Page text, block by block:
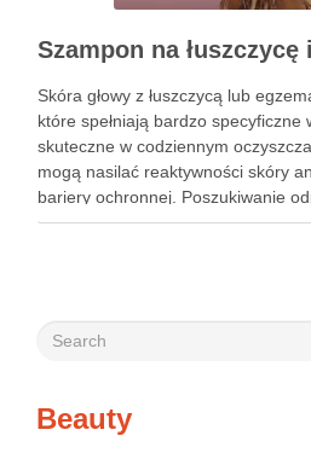
Skóra głowy z łuszczycą lub
które spełniają bardzo
skuteczne w codziennym
mogą nasilać reaktywności skóry
bariery ochronnej. Poszukiwanie
bywa dla wielu pacjentów
Beauty